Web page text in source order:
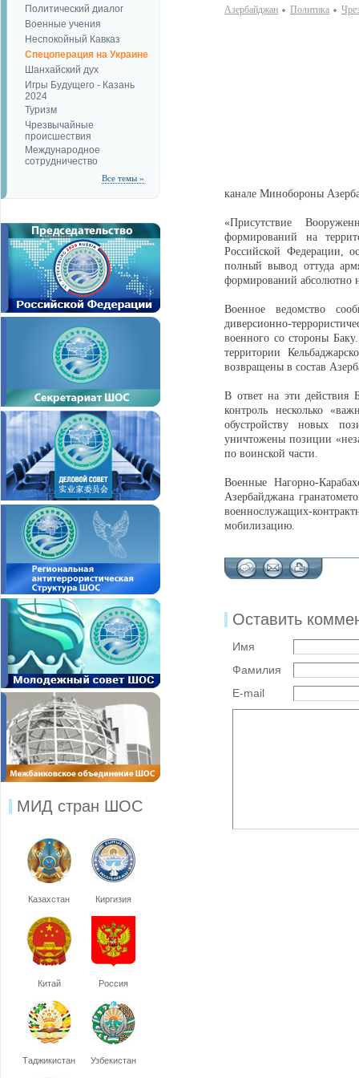
Политический диалог
Военные учения
Неспокойный Кавказ
Спецоперация на Украине
Шанхайский дух
Игры Будущего - Казань
2024
Туризм
Чрезвычайные
происшествия
Международное
сотрудничество
Все темы »
МИД стран ШОС
Казахстан Киргизия
Китай Россия
Таджикистан Узбекистан
Азербайджан Политика
канале Минобороны
«Присутствие
формирований на
Российской Федерации,
полный вывод оттуда
формирований абсолютно
Военное ведомство
диверсионно-
военного со стороны
территории
возвращены в состав
В ответ на эти действия
контроль несколько
обустройству новых
уничтожены позиции
по воинской части.
Военные Нагорно-
Азербайджана
военнослужащих-
мобилизацию.
Оставить
Имя
Фамилия
E-mail